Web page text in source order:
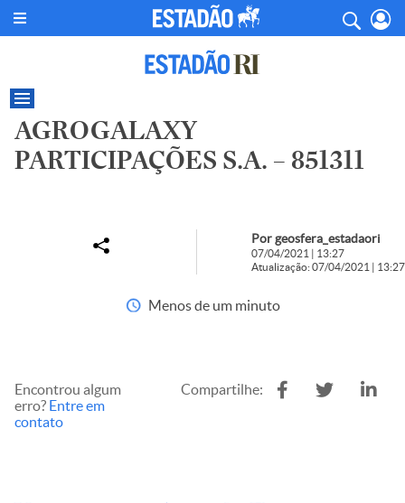
AGROGALAXY
PARTICIPAÇÕES S.A. – 851311
Por geosfera_estadaori
07/04/2021 | 13:27
Atualização: 07/04/2021 | 13:27
Menos de um minuto
Encontrou algum
erro? Entre em
contato
Compartilhe: